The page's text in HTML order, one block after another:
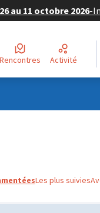
au 11 octobre 2026-
Rencontres Activité
Les plus suivies